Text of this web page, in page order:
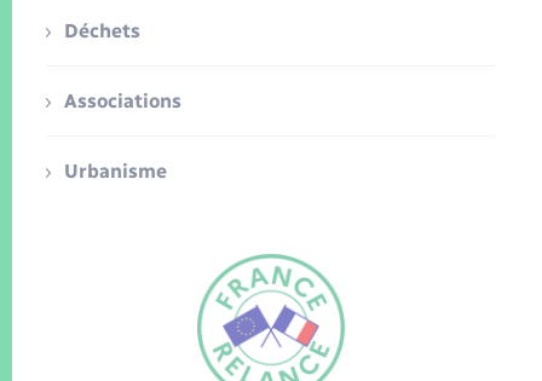
Déchets
Associations
Urbanisme